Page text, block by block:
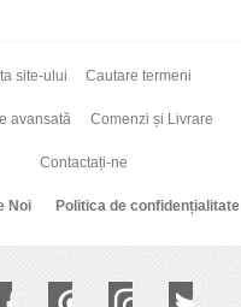
site-ului Cautare termeni
avansată Comenzi și Livrare
Contactați-ne
Noi Politica de confidențialitate